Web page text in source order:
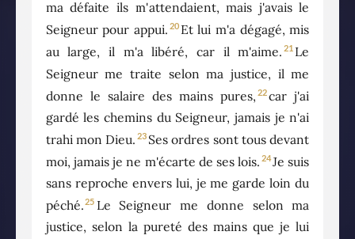
ma défaite ils m'attendaient, mais j'avais le
Seigneur pour appui. 20 Et lui m'a dégagé, mis
au large, il m'a libéré, car il m'aime. 21 Le
Seigneur me traite selon ma justice, il me
donne le salaire des mains pures, 22car j'ai
gardé les chemins du Seigneur, jamais je n'ai
trahi mon Dieu. 23 Ses ordres sont tous devant
moi, jamais je ne m'écarte de ses lois. 24Je suis
sans reproche envers lui, je me garde loin du
péché.25 Le Seigneur me donne selon ma
justice, selon la pureté des mains que je lui